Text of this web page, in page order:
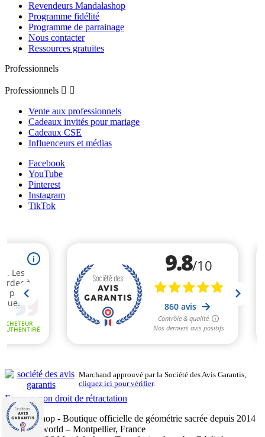
Revendeurs Mandalashop
Programme fidélité
Programme de parrainage
Nous contacter
Ressources gratuites
Professionnels
Professionnels  
Vente aux professionnels
Cadeaux invités pour mariage
Cadeaux CSE
Influenceurs et médias
Facebook
YouTube
Pinterest
Instagram
TikTok
Marchand approuvé par la Société des Avis Garantis,
cliquez ici pour vérifier.
Exercer mon droit de rétractation
Mandalashop - Boutique officielle de géométrie sacrée depuis 2014
- Sarl Uniworld – Montpellier, France